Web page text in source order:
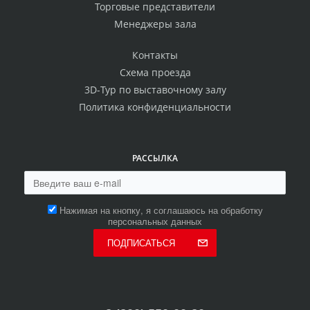
Торговые представители
Менеджеры зала
Контакты
Схема проезда
3D-Тур по выставочному залу
Политика конфиденциальности
РАССЫЛКА
Нажимая на кнопку, я соглашаюсь на обработку
персональных данных
ПОДПИСАТЬСЯ